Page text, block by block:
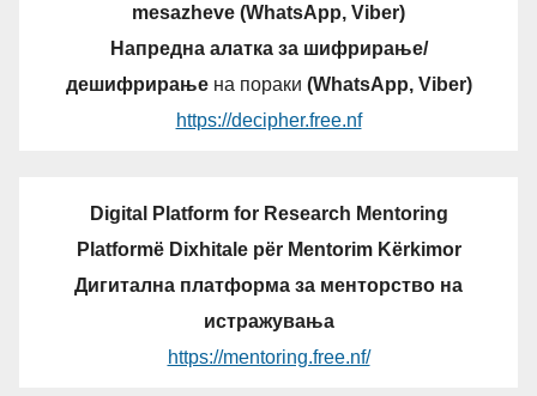
mesazheve (WhatsApp, Viber)
Напредна алатка за шифрирање/
дешифрирањена пораки (WhatsApp, Viber)
https://decipher.free.nf
Digital Platform for Research Mentoring
Platformë Dixhitale për Mentorim Kërkimor
Дигитална платформа за менторство на
истражувања
https://mentoring.free.nf/